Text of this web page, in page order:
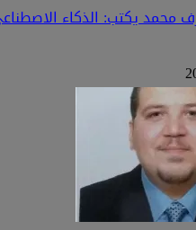
محمد يكتب: الذكاء